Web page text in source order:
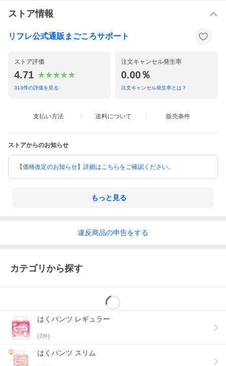
＜使用上の注意＞
・汚れた紙おむつは早くとりかえてください。
所に注意し、使用後はすぐに処理してください。
さい。
＜使用後の処理＞
・紙おむつに付着した大便は、トイレに始末してください。
・トイレに紙おむつを流さないでください。
・使用後の紙おむつの廃棄方法は、お住まいの地域のルールに従
【おしっこの回数について】
※吸収量表記は、目安吸収量となります。
ストア情報
リフレ公式通販まごころサポート
ストア評価
4.71
313件の評価を見る
注文キャンセル発生率
0.00％
注文キャンセル発生率とは？
支払い方法 送料について 販売条件
ストアからのお知らせ
【価格改定のお知らせ】詳細はこちらをご確認ください。
もっと見る
違反商品の申告をする
カテゴリから探す
はくパンツ レギュラー
(7件)
はくパンツ スリム